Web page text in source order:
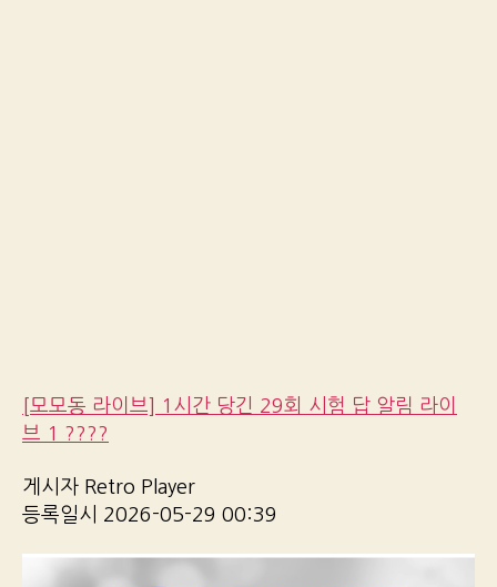
[모모동 라이브] 1시간 당긴 29회 시험 답 알림 라이
브 1 ????
게시자 Retro Player
등록일시 2026-05-29 00:39